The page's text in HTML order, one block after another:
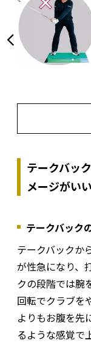
テークバッ
メージがいい
テークバック
テークバックか
が性急になり、
クの段階では腕
回転でクラブを
よりもお腹を先
るような感覚で